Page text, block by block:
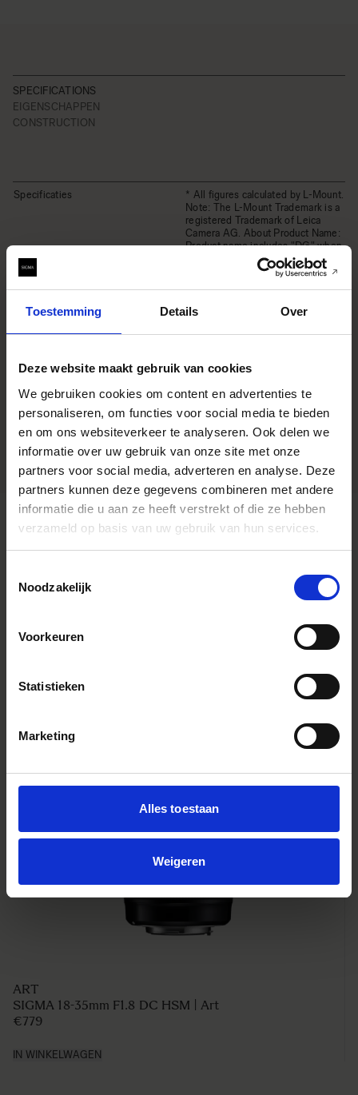
Toestemming Details Over
Deze website maakt gebruik van cookies
We gebruiken cookies om content en advertenties te
personaliseren, om functies voor social media te bieden
en om ons websiteverkeer te analyseren. Ook delen we
informatie over uw gebruik van onze site met onze
partners voor social media, adverteren en analyse. Deze
partners kunnen deze gegevens combineren met andere
informatie die u aan ze heeft verstrekt of die ze hebben
verzameld op basis van uw gebruik van hun services.
Noodzakelijk
Voorkeuren
Statistieken
Marketing
Alles toestaan
Weigeren
SPECIFICATIONS
EIGENSCHAPPEN
CONSTRUCTION
Specificaties
* All figures calculated by L-Mount.
Note: The L-Mount Trademark is a
registered Trademark of Leica
Camera AG. About Product Name:
Product name includes "DG" when
the lens is designed to deliver the
ultimate in performance on
optimized for mirrorless cameras
Instagram Widget
Type accessoire Zonnekap
Afmetingen (diameter x lengte)
Navigating through the elements of the carousel is
Press to skip carousel
ART
SIGMA 18-35mm F1.8 DC HSM | Art
€779
IN WINKELWAGEN